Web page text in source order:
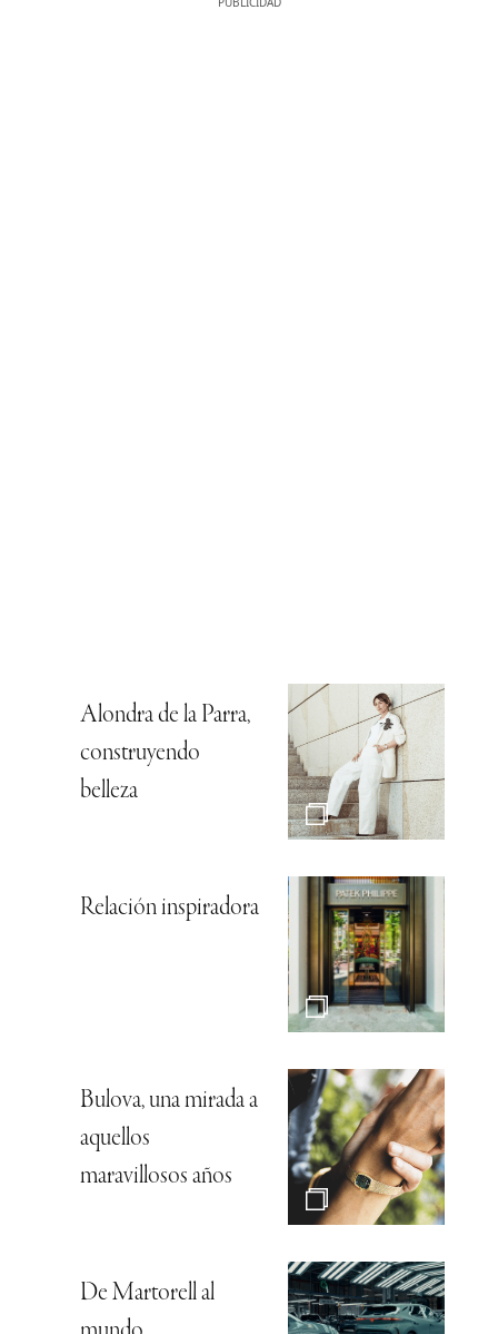
Alondra de la Parra,
construyendo
belleza
Relación inspiradora
Bulova, una mirada a
aquellos
maravillosos años
De Martorell al